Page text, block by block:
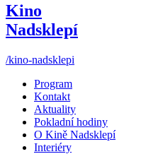
Kino
Nadsklepí
/kino-nadsklepi
Program
Kontakt
Aktuality
Pokladní hodiny
O Kině Nadsklepí
Interiéry